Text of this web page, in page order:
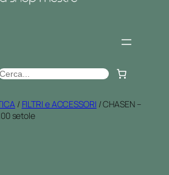
/ FILTRI e ACCESSORI / CHASEN –
setole